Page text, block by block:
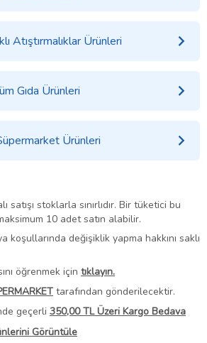
Atıştırmalıklar Ürünleri
Gıda Ürünleri
Ürünleri
satışı stoklarla sınırlıdır. Bir tüketici bu
10 adet satın alabilir.
koşullarında değişiklik yapma hakkını saklı
öğrenmek için tıklayın.
tarafından gönderilecektir.
geçerli 350,00 TL Üzeri Kargo Bedava
Görüntüle